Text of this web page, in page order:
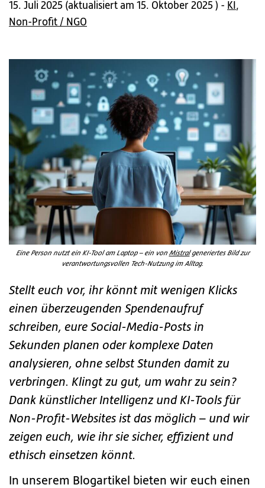
15. Juli 2025 (aktualisiert am 15. Oktober 2025 ) - KI ,
Non-Profit / NGO
Eine Person nutzt ein KI-Tool am Laptop – ein vonMistralgeneriertes Bild zur
verantwortungsvollen Tech-Nutzung im Alltag.
Stellt euch vor, ihr könnt mit wenigen Klicks
einen überzeugenden Spendenaufruf
schreiben, eure Social-Media-Posts in
Sekunden planen oder komplexe Daten
analysieren, ohne selbst Stunden damit zu
verbringen. Klingt zu gut, um wahr zu sein?
Dank künstlicher Intelligenz und KI-Tools für
Non-Profit-Websites ist das möglich – und wir
zeigen euch, wie ihr sie sicher, effizient und
ethisch einsetzen könnt.
In unserem Blogartikel bieten wir euch einen